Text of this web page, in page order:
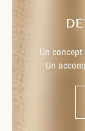
Un
Un